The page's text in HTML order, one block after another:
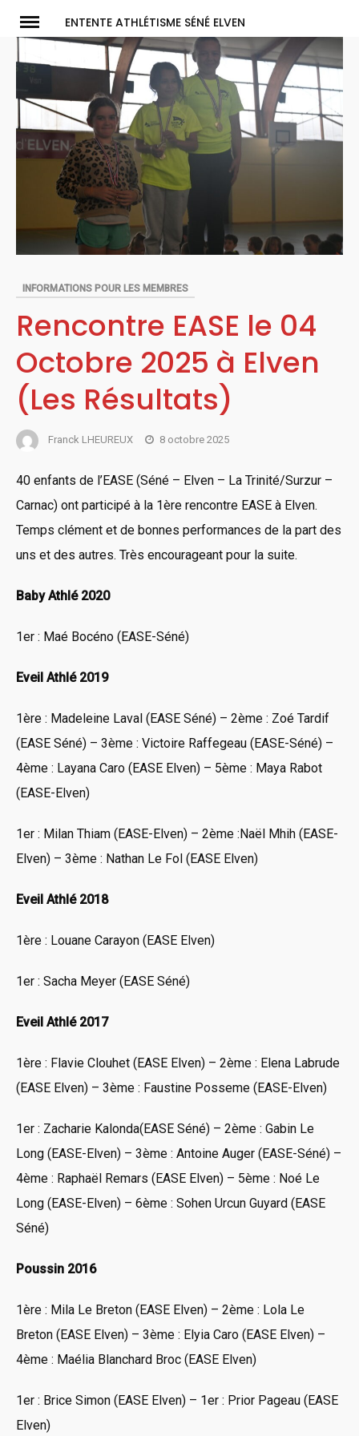
content
ENTENTE ATHLÉTISME SÉNÉ ELVEN
INFORMATIONS POUR LES MEMBRES
Rencontre EASE le 04
Octobre 2025 à Elven
(Les Résultats)
Franck LHEUREUX 8 octobre 2025
40 enfants de l’EASE (Séné – Elven – La Trinité/Surzur –
Carnac) ont participé à la 1ère rencontre EASE à Elven.
Temps clément et de bonnes performances de la part des
uns et des autres. Très encourageant pour la suite.
Baby Athlé 2020
1er : Maé Bocéno (EASE-Séné)
Eveil Athlé 2019
1ère : Madeleine Laval (EASE Séné) – 2ème : Zoé Tardif
(EASE Séné) – 3ème : Victoire Raffegeau (EASE-Séné) –
4ème : Layana Caro (EASE Elven) – 5ème : Maya Rabot
(EASE-Elven)
1er : Milan Thiam (EASE-Elven) – 2ème :Naël Mhih (EASE-
Elven) – 3ème : Nathan Le Fol (EASE Elven)
Eveil Athlé 2018
1ère : Louane Carayon (EASE Elven)
1er : Sacha Meyer (EASE Séné)
Eveil Athlé 2017
1ère : Flavie Clouhet (EASE Elven) – 2ème : Elena Labrude
(EASE Elven) – 3ème : Faustine Posseme (EASE-Elven)
1er : Zacharie Kalonda(EASE Séné) – 2ème : Gabin Le
Long (EASE-Elven) – 3ème : Antoine Auger (EASE-Séné) –
4ème : Raphaël Remars (EASE Elven) – 5ème : Noé Le
Long (EASE-Elven) – 6ème : Sohen Urcun Guyard (EASE
Séné)
Poussin 2016
1ère : Mila Le Breton (EASE Elven) – 2ème : Lola Le
Breton (EASE Elven) – 3ème : Elyia Caro (EASE Elven) –
4ème : Maélia Blanchard Broc (EASE Elven)
1er : Brice Simon (EASE Elven) – 1er : Prior Pageau (EASE
Elven)